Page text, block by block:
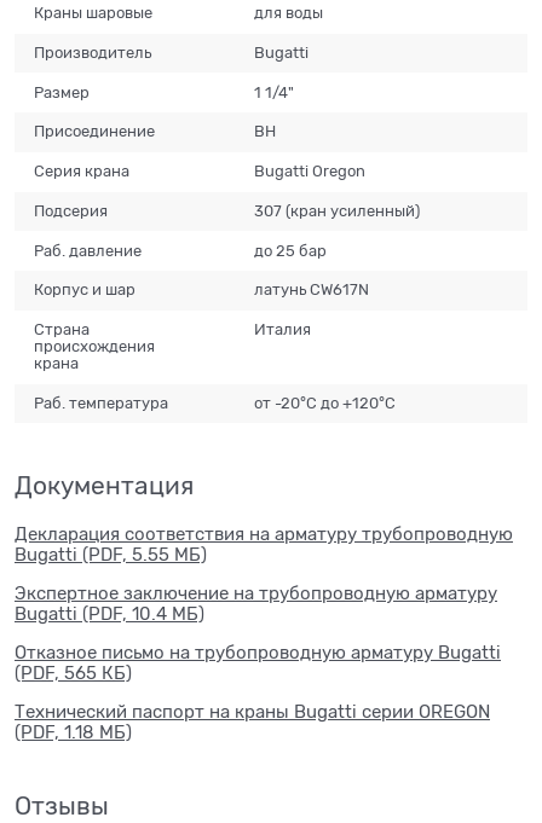
Краны шаровые для воды
Производитель Bugatti
Размер 1 1/4"
Присоединение ВН
Серия крана Bugatti Oregon
Подсерия 307 (кран усиленный)
Раб. давление до 25 бар
Корпус и шар латунь CW617N
Страна
происхождения
крана
Италия
Раб. температура от -20°С до +120°С
Документация
Декларация соответствия на арматуру трубопроводную
Bugatti (PDF, 5.55 МБ)
Экспертное заключение на трубопроводную арматуру
Bugatti (PDF, 10.4 МБ)
Отказное письмо на трубопроводную арматуру Bugatti
(PDF, 565 КБ)
Технический паспорт на краны Bugatti серии OREGON
(PDF, 1.18 МБ)
Отзывы